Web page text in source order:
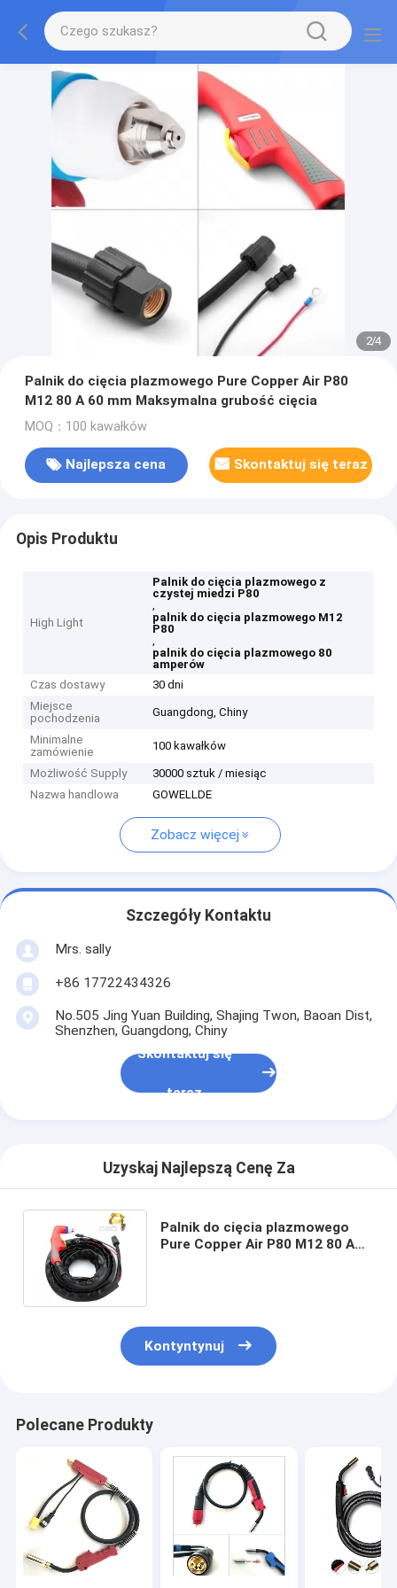
2/4
Palnik do cięcia plazmowego Pure Copper Air P80
M12 80 A 60 mm Maksymalna grubość cięcia
MOQ：100 kawałków
Najlepsza cena Skontaktuj się teraz
Opis Produktu
High Light
Palnik do cięcia plazmowego z
czystej miedzi P80
,
palnik do cięcia plazmowego M12
P80
,
palnik do cięcia plazmowego 80
amperów
Czas dostawy
30 dni
Miejsce
pochodzenia
Guangdong, Chiny
Minimalne
zamówienie
100 kawałków
Możliwość Supply
30000 sztuk / miesiąc
Nazwa handlowa
GOWELLDE
Zobacz więcej
Szczegóły Kontaktu
Mrs. sally
+86 17722434326
No.505 Jing Yuan Building, Shajing Twon, Baoan Dist,
Shenzhen, Guangdong, Chiny
Skontaktuj się
teraz
Uzyskaj Najlepszą Cenę Za
Palnik do cięcia plazmowego
Pure Copper Air P80 M12 80 A
Kontyntynuj
Polecane Produkty